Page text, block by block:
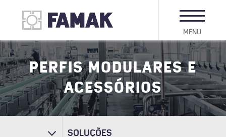
MENU
PERFIS MODULARES E
ACESSÓRIOS
SOLUÇÕES